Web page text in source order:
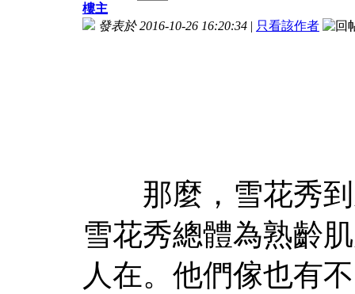
樓主
發表於 2016-10-26 16:20:34 | 只看該作者
那麼，雪花秀到
雪花秀總體為熟齡
人在。他們傢也有